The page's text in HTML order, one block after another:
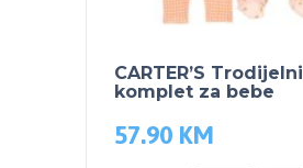
CARTER’S Trodijelni
komplet za bebe
57.90 KM